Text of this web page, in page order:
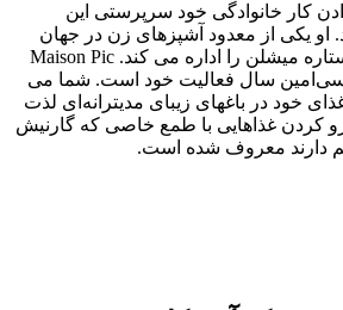
کار خانوادگی خود سرپرستی این
او یکی از معدود آشپزهای زن در جهان
است که رستوران سه ستاره میشلن را اداره می کند. Maison Pic
سال فعالیت خود است. شما می
وعده ۹ بخشی غذای خود در باغهای زیبای مدیترانه‌ای لذت
کردن غذاهایی با طمع خاصی که گارنیش
دارند معروف شده است.